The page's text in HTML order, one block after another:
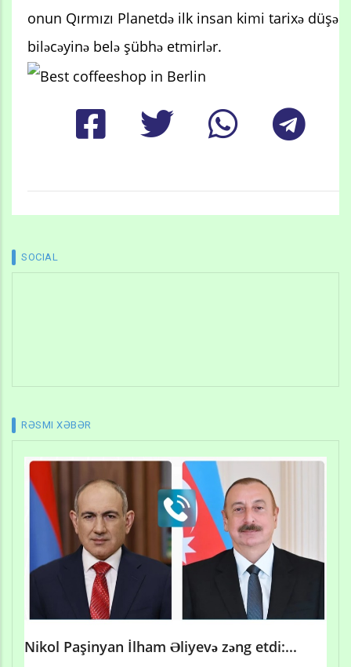
onun Qırmızı Planetdə ilk insan kimi tarixə düşə
biləcəyinə belə şübhə etmirlər.
SOCIAL
RƏSMI XƏBƏR
Nikol Paşinyan İlham Əliyevə zəng etdi:...